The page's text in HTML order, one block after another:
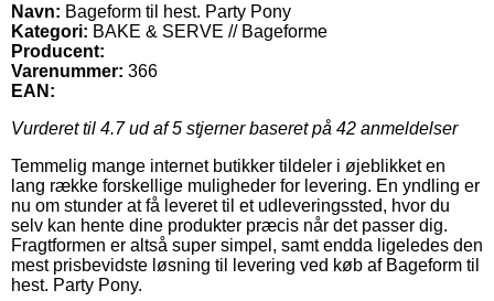
Navn: Bageform til hest. Party Pony
Kategori: BAKE & SERVE // Bageforme
Producent:
Varenummer: 366
EAN:
Vurderet til 4.7ud af 5 stjerner baseret på 42 anmeldelser
Temmelig mange internet butikker tildeler i øjeblikket en
lang række forskellige muligheder for levering. En yndling er
nu om stunder at få leveret til et udleveringssted, hvor du
selv kan hente dine produkter præcis når det passer dig.
Fragtformen er altså super simpel, samt endda ligeledes den
mest prisbevidste løsning til levering ved køb af Bageform til
hest. Party Pony.